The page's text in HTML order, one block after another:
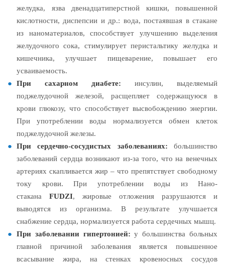
желудка, язва двенадцатиперстной кишки, повышенной
кислотности, диспепсии и др.: вода, постаявшая в стакане
из наноматериалов, способствует улучшению выделения
желудочного сока, стимулирует перистальтику желудка и
кишечника, улучшает пищеварение, повышает его
усваиваемость.
При сахарном диабете: инсулин, выделяемый
поджелудочной железой, расщепляет содержащуюся в
крови глюкозу, что способствует высвобождению энергии.
При употреблении воды нормализуется обмен клеток
поджелудочной железы.
При сердечно-сосудистых заболеваниях: большинство
заболеваний сердца возникают из-за того, что на венечных
артериях скапливается жир – что препятствует свободному
току крови. При употреблении воды из Нано-
стакана FUDZI, жировые отложения разрушаются и
выводятся из организма. В результате улучшается
снабжение сердца, нормализуется работа сердечных мышц.
При заболевании гипертонией: у большинства больных
главной причиной заболевания является повышенное
всасывание жира, на стенках кровеносных сосудов